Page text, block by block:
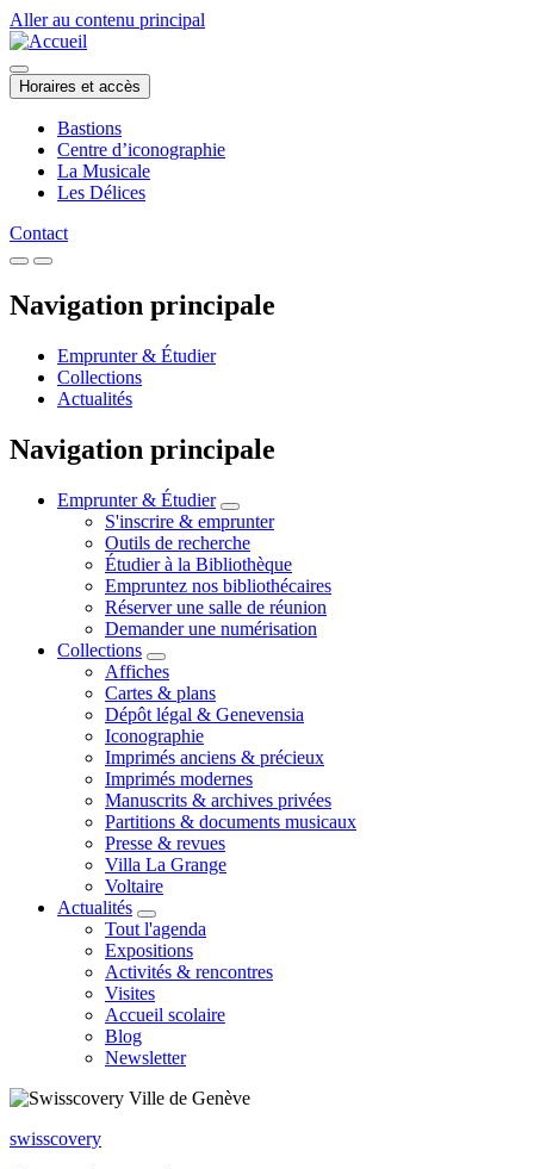
Aller au contenu principal
Horaires et accès
Bastions
Centre d’iconographie
La Musicale
Les Délices
Contact
Navigation principale
Emprunter & Étudier
Collections
Actualités
Navigation principale
Emprunter & Étudier
S'inscrire & emprunter
Outils de recherche
Étudier à la Bibliothèque
Empruntez nos bibliothécaires
Réserver une salle de réunion
Demander une numérisation
Collections
Affiches
Cartes & plans
Dépôt légal & Genevensia
Iconographie
Imprimés anciens & précieux
Imprimés modernes
Manuscrits & archives privées
Partitions & documents musicaux
Presse & revues
Villa La Grange
Voltaire
Actualités
Tout l'agenda
Expositions
Activités & rencontres
Visites
Accueil scolaire
Blog
Newsletter
swisscovery